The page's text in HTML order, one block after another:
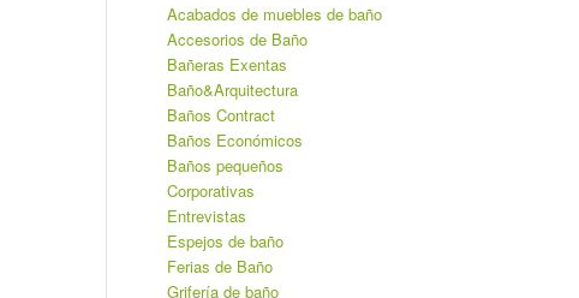
Acabados de muebles de baño
Accesorios de Baño
Bañeras Exentas
Baño&Arquitectura
Baños Contract
Baños Económicos
Baños pequeños
Corporativas
Entrevistas
Espejos de baño
Ferias de Baño
Grifería de baño